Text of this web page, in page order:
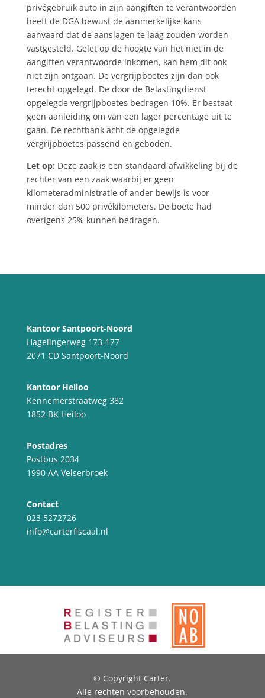
privégebruik auto in zijn aangiften te verantwoorden
heeft de DGA bewust de aanmerkelijke kans
aanvaard dat de aanslagen te laag zouden worden
vastgesteld. Gelet op de hoogte van het niet in de
aangiften verantwoorde inkomen, kan hem dit ook
niet zijn ontgaan. De vergrijpboetes zijn dan ook
terecht opgelegd. De door de Belastingdienst
opgelegde vergrijpboetes bedragen 10%. Er bestaat
geen aanleiding om van een lager percentage uit te
gaan. De rechtbank acht de opgelegde
vergrijpboetes passend en geboden.
Let op: Deze zaak is een standaard afwikkeling bij de
rechter van een zaak waarbij er geen
kilometeradministratie of ander bewijs is voor
minder dan 500 privékilometers. De boete had
overigens 25% kunnen bedragen.
Kantoor Santpoort-Noord
Hagelingerweg 173-177
2071 CD Santpoort-Noord
Kantoor Heiloo
Kennemerstraatweg 382
1852 BK Heiloo
Postadres
Postbus 2034
1990 AA Velserbroek
Contact
023 5272726
info@carterfiscaal.nl
© Copyright Carter.
Alle rechten voorbehouden.